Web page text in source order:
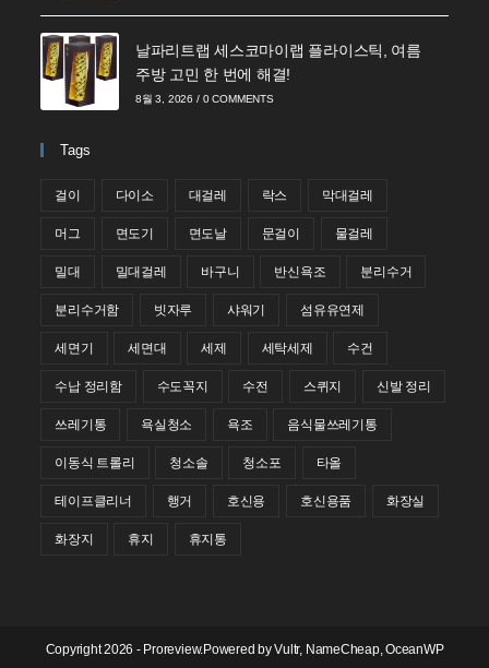
날파리트랩 세스코마이랩 플라이스틱, 여름
주방 고민 한 번에 해결!
8월 3, 2026 / 0 COMMENTS
Tags
걸이 다이소 대걸레 락스 막대걸레
머그 면도기 면도날 문걸이 물걸레
밀대 밀대걸레 바구니 반신욕조 분리수거
분리수거함 빗자루 샤워기 섬유유연제
세면기 세면대 세제 세탁세제 수건
수납 정리함 수도꼭지 수전 스퀴지 신발 정리
쓰레기통 욕실청소 욕조 음식물쓰레기통
이동식 트롤리 청소솔 청소포 타올
테이프클리너 행거 호신용 호신용품 화장실
화장지 휴지 휴지통
Copyright 2026 - Proreview.Powered byVultr, NameCheap, OceanWP